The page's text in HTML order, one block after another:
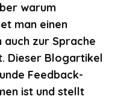
warum
man einen
zur Sprache
Dieser Blogartikel
Feedback-
ist und stellt